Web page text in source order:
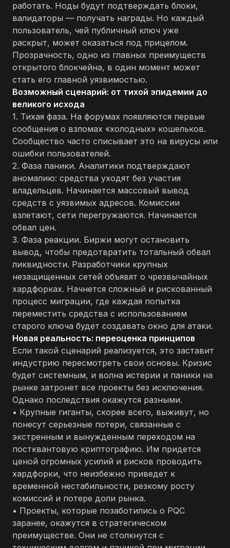
работать. Ноды будут подтверждать блоки,
валидаторы — получать награды. Но каждый
пользователь, чей публичный ключ уже
раскрыт, может оказаться под прицелом.
Прозрачность, одно из главных преимуществ
открытого блокчейна, в один момент может
стать его главной уязвимостью.
Возможный сценарий: от тихой эпидемии до
великого исхода
1. Тихая фаза. На форумах появляются первые
сообщения о взломах «холодных» кошельков.
Сообщество часто списывает это на вирусы или
ошибки пользователей.
2. Фаза паники. Аналитики подтверждают
аномалию: средства уходят без участия
владельцев. Начинается массовый вывод
средств с уязвимых адресов. Комиссии
взлетают, сети перегружаются. Начинается
обвал цен.
3. Фаза реакции. Биржи могут остановить
вывод, чтобы предотвратить тотальный обвал
ликвидности. Разработчики крупных
незащищенных сетей объявят о чрезвычайных
хардфорках. Начнется сложный и рискованный
процесс миграции, где каждая попытка
переместить средства с использованием
старого ключа будет создавать окно для атаки.
Новая реальность: переоценка принципов
Если такой сценарий реализуется, это заставит
индустрию пересмотреть свои основы. Кризис
будет системным, и волна истерии и паники на
рынке затронет все проекты без исключения.
Однако последствия окажутся разными.
• Крупные гиганты, скорее всего, выживут, но
понесут серьезные потери, связанные с
экстренным и вынужденным переходом на
постквантовую криптографию. Им придется
ценой огромных усилий и рисков проводить
хардфорки, что неизбежно приведет к
временной нестабильности, резкому росту
комиссий и потере доли рынка.
• Проекты, которые позаботились о PQC
заранее, окажутся в стратегическом
преимуществе. Они не столкнутся с